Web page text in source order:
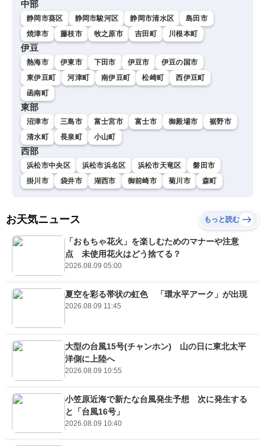
中部
静岡市葵区 静岡市駿河区 静岡市清水区
島田市
焼津市
藤枝市 牧之原市 吉田町 川根本町
伊豆
熱海市 伊東市 下田市 伊豆市
伊豆の国市
東伊豆町
河津町 南伊豆町 松崎町
西伊豆町
函南町
東部
沼津市 三島市 富士宮市 富士市 御殿場市
裾野市
清水町
長泉町 小山町
西部
浜松市中央区 浜松市浜名区 浜松市天竜区
磐田市
掛川市
袋井市 湖西市 御前崎市 菊川市 森町
お天気ニュース もっと読む
「おもちゃ花火」を楽しむためのマナーや注意
点 未使用花火はどう捨てる？
2026.08.09 05:00
夏空を彩る帯状の虹色 「環水平アーク」が出現
2026.08.09 11:45
大型の台風15号(チャンホン) 山の日に東北太平
洋側に上陸へ
2026.08.09 10:55
小笠原近海で新たな台風発生予想 次に発生する
と「台風16号」
2026.08.09 10:40